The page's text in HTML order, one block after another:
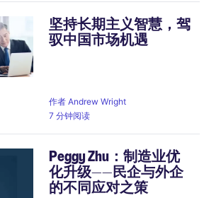
坚持长期主义智慧，驾
驭中国市场机遇
作者 Andrew Wright
7 分钟阅读
Peggy Zhu：制造业优
化升级——民企与外企
的不同应对之策